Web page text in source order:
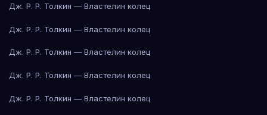
Дж. Р. Р. Толкин — Властелин колец
Дж. Р. Р. Толкин — Властелин колец
Дж. Р. Р. Толкин — Властелин колец
Дж. Р. Р. Толкин — Властелин колец
Дж. Р. Р. Толкин — Властелин колец